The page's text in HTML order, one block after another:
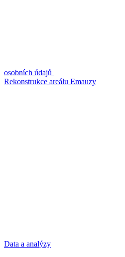
osobních údajů
Rekonstrukce areálu Emauzy
Data a analýzy